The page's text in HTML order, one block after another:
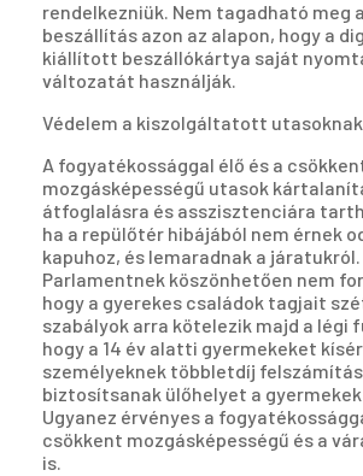
rendelkezniük. Nem tagadható meg
beszállítás azon az alapon, hogy a
kiállított beszállókártya saját
változatát használják.
Védelem a kiszolgáltatott utasoknak
A fogyatékossággal élő és a
mozgásképességű utasok
átfoglalásra és asszisztenciára
ha a repülőtér hibájából nem érnek
kapuhoz, és lemaradnak a járatukról.
Parlamentnek köszönhetően nem
hogy a gyerekes családok tagjait
szabályok arra kötelezik majd a légi
hogy a 14 év alatti gyermekeket
személyeknek többletdíj
biztosítsanak ülőhelyet a
Ugyanez érvényes a
csökkent mozgásképességű és a
is.